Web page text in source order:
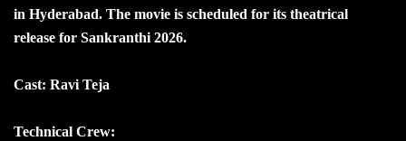
in Hyderabad. The movie is scheduled for its theatrical
release for Sankranthi 2026.
Cast: Ravi Teja
Technical Crew: